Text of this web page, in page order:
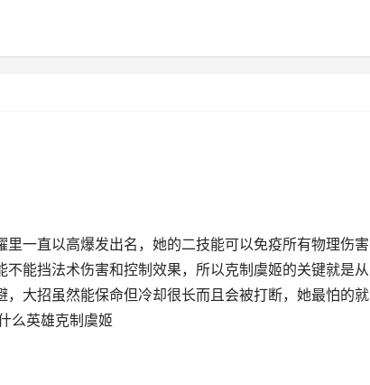
一直以高爆发出名，她的二技能可以免疫所有物理伤害
能挡法术伤害和控制效果，所以克制虞姬的关键就是从
大招虽然能保命但冷却很长而且会被打断，她最怕的就
么英雄克制虞姬